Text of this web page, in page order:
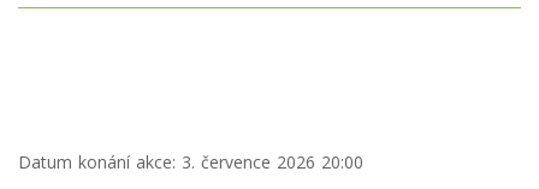
Datum konání akce: 3. července 2026 20:00